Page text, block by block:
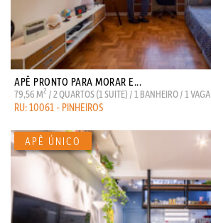
APÊ PRONTO PARA MORAR E...
79,56 M2 / 2 QUARTOS (1 SUITE) / 1 BANHEIRO / 1 VAGA
RU: 10061 - PINHEIROS